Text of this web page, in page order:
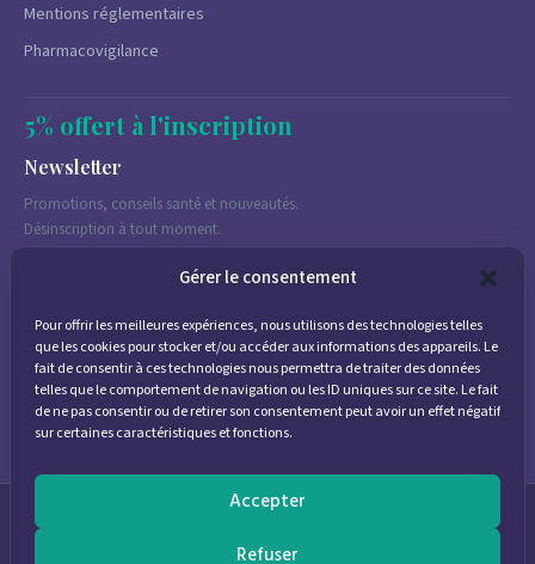
Gérer le consentement
Pour offrir les meilleures expériences, nous utilisons des technologies telles
que les cookies pour stocker et/ou accéder aux informations des appareils. Le
fait de consentir à ces technologies nous permettra de traiter des données
telles que le comportement de navigation ou les ID uniques sur ce site. Le fait
de ne pas consentir ou de retirer son consentement peut avoir un effet négatif
sur certaines caractéristiques et fonctions.
Accepter
Refuser
Mentions réglementaires
Pharmacovigilance
5% offert à l'inscription
Newsletter
Promotions, conseils santé et nouveautés.
Désinscription à tout moment.
J'accepte de recevoir des emails marketing conformément à la
politique de confidentialité
Parapharmacie Provence— Pharmacie des Bastides